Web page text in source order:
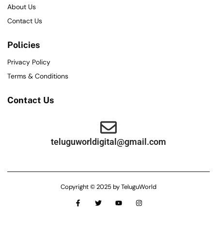
About Us
Contact Us
Policies
Privacy Policy
Terms & Conditions
Contact Us
teluguworldigital@gmail.com
Copyright © 2025 by TeluguWorld